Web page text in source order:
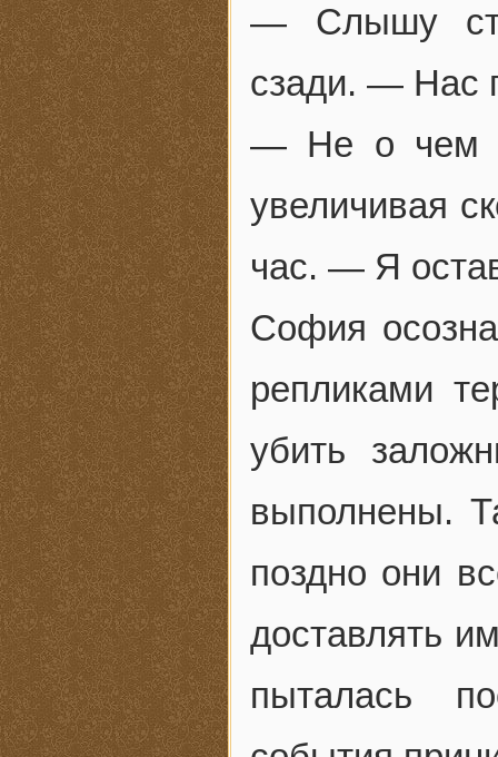
— Слышу
сзади. — Нас
— Не о чем
увеличивая
час. — Я
София
репликами
убить
выполнены.
поздно они
доставлять
пыталась